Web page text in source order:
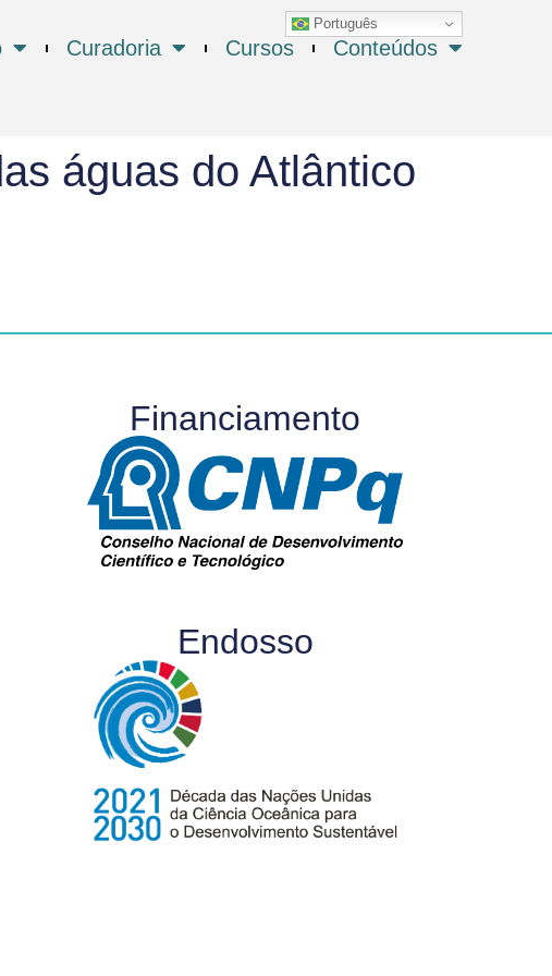
Português
Curadoria Cursos Conteúdos
águas do Atlântico
Financiamento
Endosso